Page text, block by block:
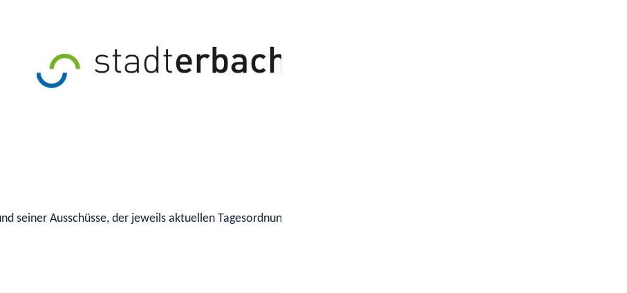
seiner Ausschüsse, der jeweils aktuellen Tagesordnung, sowie zu den Fraktionen und Mandatsträgern erhalten Sie in